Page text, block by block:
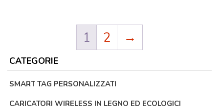
CATEGORIE
SMART TAG PERSONALIZZATI
CARICATORI WIRELESS IN LEGNO ED ECOLOGICI
1 2 →